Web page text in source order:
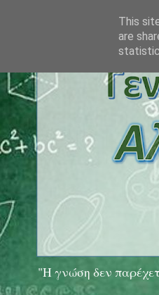
"Η γνώση δεν
This
are